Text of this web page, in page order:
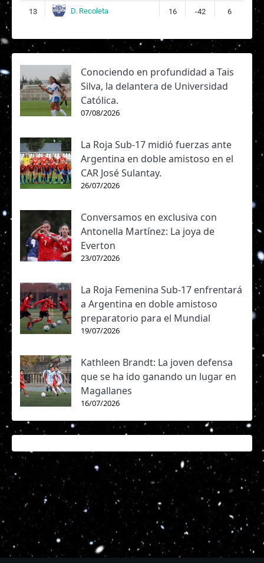
13 D. Recoleta 16 -42 6
Conociendo en profundidad a Tais
Silva, la delantera de Universidad
Católica.
07/08/2026
La Roja Sub-17 midió fuerzas ante
Argentina en doble amistoso en el
CAR José Sulantay.
26/07/2026
Conversamos en exclusiva con
Antonella Martínez: La joya de
Everton
23/07/2026
La Roja Femenina Sub-17 enfrentará
a Argentina en doble amistoso
preparatorio para el Mundial
19/07/2026
Kathleen Brandt: La joven defensa
que se ha ido ganando un lugar en
Magallanes
16/07/2026